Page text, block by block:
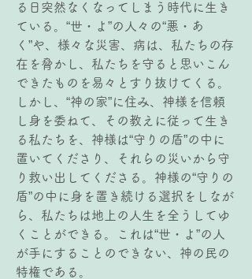
る日突然なくなってしまう時代に生き
ている。“世・よ”の人々の“悪・あ
く”や、様々な災害、病は、私たちの存
在を脅かし、私たちを守ると思いこん
できたものを易々とすり抜けてくる。
しかし、“神の家”に住み、神様を信頼
し身を委ねて、その教えに従って生き
る私たちを、神様は“守りの盾”の中に
置いてくださり、それらの災いから守
り救い出してくださる。神様の“守りの
盾”の中に身を置き続ける選択をしなが
ら、私たちは地上の人生を全うしてゆ
くことができる。これは“世・よ”の人
が手にすることのできない、神の民の
特権である。